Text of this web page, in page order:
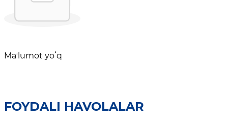
Maʼlumot yoʻq
FOYDALI HAVOLALAR